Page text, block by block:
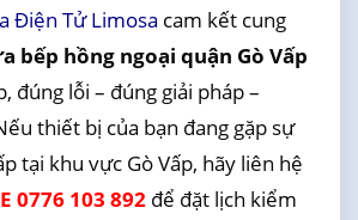
Điện Tử Limosa cam kết cung
bếp hồng ngoại quận Gò Vấp
đúng lỗi – đúng giải pháp –
thiết bị của bạn đang gặp sự
tại khu vực Gò Vấp, hãy liên hệ
0776 103 892để đặt lịch kiểm